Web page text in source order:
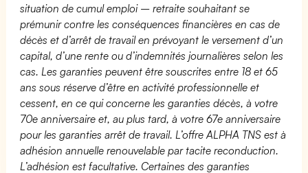
situation de cumul emploi – retraite souhaitant se
prémunir contre les conséquences financières en cas de
décès et d’arrêt de travail en prévoyant le versement d’un
capital, d’une rente ou d’indemnités journalières selon les
cas. Les garanties peuvent être souscrites entre 18 et 65
ans sous réserve d’être en activité professionnelle et
cessent, en ce qui concerne les garanties décès, à votre
70e anniversaire et, au plus tard, à votre 67e anniversaire
pour les garanties arrêt de travail. L’offre ALPHA TNS est à
adhésion annuelle renouvelable par tacite reconduction.
L’adhésion est facultative. Certaines des garanties